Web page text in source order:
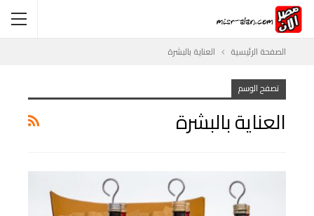
الصفحة الرئيسية العناية بالبشرة
تصفح الوسم
العناية بالبشرة